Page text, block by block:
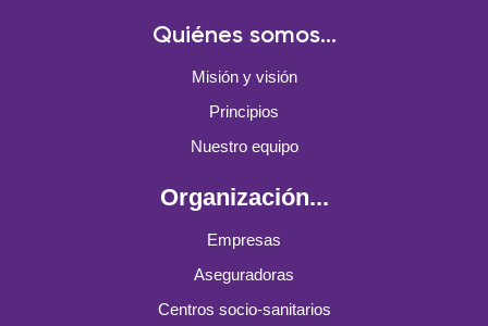
Quiénes somos...
Misión y visión
Principios
Nuestro equipo
Organización...
Empresas
Aseguradoras
Centros socio-sanitarios